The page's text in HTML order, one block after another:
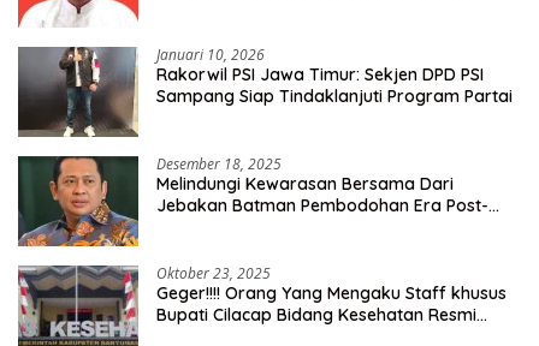
Januari 10, 2026
Rakorwil PSI Jawa Timur: Sekjen DPD PSI
Sampang Siap Tindaklanjuti Program Partai
Desember 18, 2025
Melindungi Kewarasan Bersama Dari
Jebakan Batman Pembodohan Era Post-
Oktober 23, 2025
Geger!!!! Orang Yang Mengaku Staff khusus
Bupati Cilacap Bidang Kesehatan Resmi